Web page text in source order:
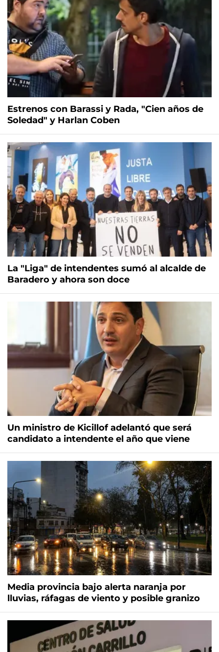
Estrenos con Barassi y Rada, "Cien años de
Soledad" y Harlan Coben
La "Liga" de intendentes sumó al alcalde de
Baradero y ahora son doce
Un ministro de Kicillof adelantó que será
candidato a intendente el año que viene
Media provincia bajo alerta naranja por
lluvias, ráfagas de viento y posible granizo